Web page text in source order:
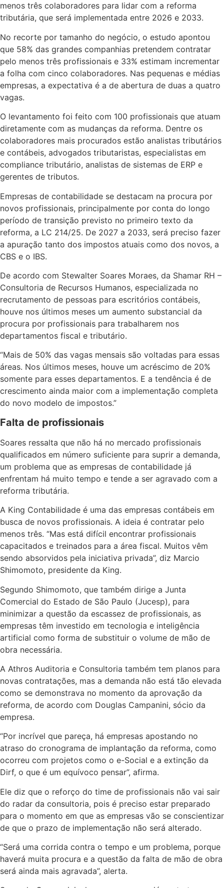
menos três colaboradores para lidar com a reforma
tributária, que será implementada entre 2026 e 2033.
No recorte por tamanho do negócio, o estudo apontou
que 58% das grandes companhias pretendem contratar
pelo menos três profissionais e 33% estimam incrementar
a folha com cinco colaboradores. Nas pequenas e médias
empresas, a expectativa é a de abertura de duas a quatro
vagas.
O levantamento foi feito com 100 profissionais que atuam
diretamente com as mudanças da reforma. Dentre os
colaboradores mais procurados estão analistas tributários
e contábeis, advogados tributaristas, especialistas em
compliance tributário, analistas de sistemas de ERP e
gerentes de tributos.
Empresas de contabilidade se destacam na procura por
novos profissionais, principalmente por conta do longo
período de transição previsto no primeiro texto da
reforma, a LC 214/25. De 2027 a 2033, será preciso fazer
a apuração tanto dos impostos atuais como dos novos, a
CBS e o IBS.
De acordo com Stewalter Soares Moraes, da Shamar RH –
Consultoria de Recursos Humanos, especializada no
recrutamento de pessoas para escritórios contábeis,
houve nos últimos meses um aumento substancial da
procura por profissionais para trabalharem nos
departamentos fiscal e tributário.
“Mais de 50% das vagas mensais são voltadas para essas
áreas. Nos últimos meses, houve um acréscimo de 20%
somente para esses departamentos. E a tendência é de
crescimento ainda maior com a implementação completa
do novo modelo de impostos.”
Falta de profissionais
Soares ressalta que não há no mercado profissionais
qualificados em número suficiente para suprir a demanda,
um problema que as empresas de contabilidade já
enfrentam há muito tempo e tende a ser agravado com a
reforma tributária.
A King Contabilidade é uma das empresas contábeis em
busca de novos profissionais. A ideia é contratar pelo
menos três. “Mas está difícil encontrar profissionais
capacitados e treinados para a área fiscal. Muitos vêm
sendo absorvidos pela iniciativa privada”, diz Marcio
Shimomoto, presidente da King.
Segundo Shimomoto, que também dirige a Junta
Comercial do Estado de São Paulo (Jucesp), para
minimizar a questão da escassez de profissionais, as
empresas têm investido em tecnologia e inteligência
artificial como forma de substituir o volume de mão de
obra necessária.
A Athros Auditoria e Consultoria também tem planos para
novas contratações, mas a demanda não está tão elevada
como se demonstrava no momento da aprovação da
reforma, de acordo com Douglas Campanini, sócio da
empresa.
“Por incrível que pareça, há empresas apostando no
atraso do cronograma de implantação da reforma, como
ocorreu com projetos como o e-Social e a extinção da
Dirf, o que é um equívoco pensar”, afirma.
Ele diz que o reforço do time de profissionais não vai sair
do radar da consultoria, pois é preciso estar preparado
para o momento em que as empresas vão se conscientizar
de que o prazo de implementação não será alterado.
“Será uma corrida contra o tempo e um problema, porque
haverá muita procura e a questão da falta de mão de obra
será ainda mais agravada”, alerta.